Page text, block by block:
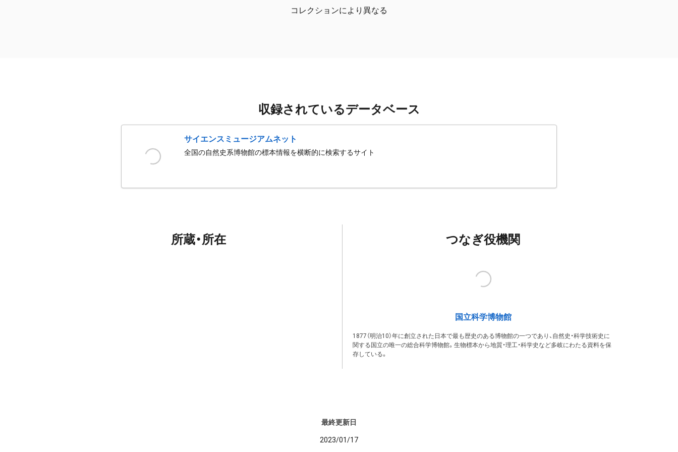
コレクションにより異なる
収録されているデータベース
サイエンスミュージアムネット
全国の自然史系博物館の標本情報を横断的に検索するサイト
所蔵・所在 つなぎ役機関
国立科学博物館
1877（明治10）年に創立された日本で最も歴史のある博物館の一つであり、自然史・科学技術史に
関する国立の唯一の総合科学博物館。生物標本から地質・理工・科学史など多岐にわたる資料を保
存している。
最終更新日
2023/01/17